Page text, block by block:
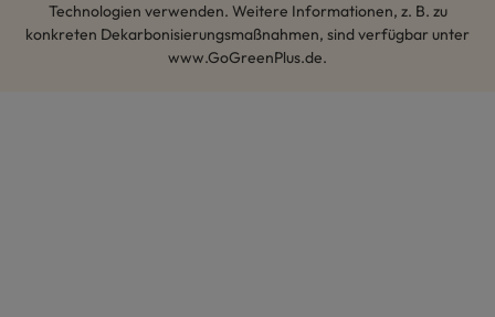
Technologien verwenden. Weitere Informationen, z. B. zu
konkreten Dekarbonisierungsmaßnahmen, sind verfügbar unter
www.GoGreenPlus.de.